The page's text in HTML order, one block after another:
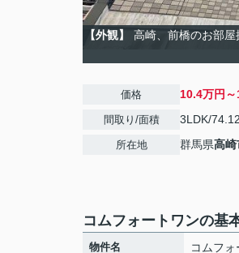
【外観】
高崎、前橋のお部
価格 10.4万円～
間取り/面積 3LDK/
所在地 群馬県高崎
コムフォートワンの基
物件名 コムフ